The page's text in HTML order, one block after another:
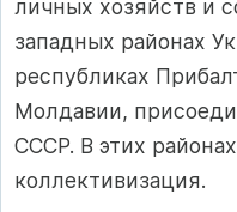
личных хозяйств и
западных районах
республиках
Молдавии,
СССР. В этих
коллективизация.